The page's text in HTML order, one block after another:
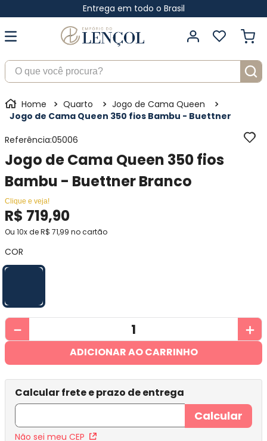
Entrega em todo o Brasil
O que você procura?
Quarto
Jogo de Cama Queen
Jogo de Cama Queen 350 fios Bambu - Buettner
Referência:05006
Jogo de Cama Queen 350 fios
Bambu - Buettner Branco
Clique e veja!
R$ 719,90
Ou 10x deR$ 71,99 no cartão
COR
＋
－
ADICIONAR AO CARRINHO
Não sei meu CEP